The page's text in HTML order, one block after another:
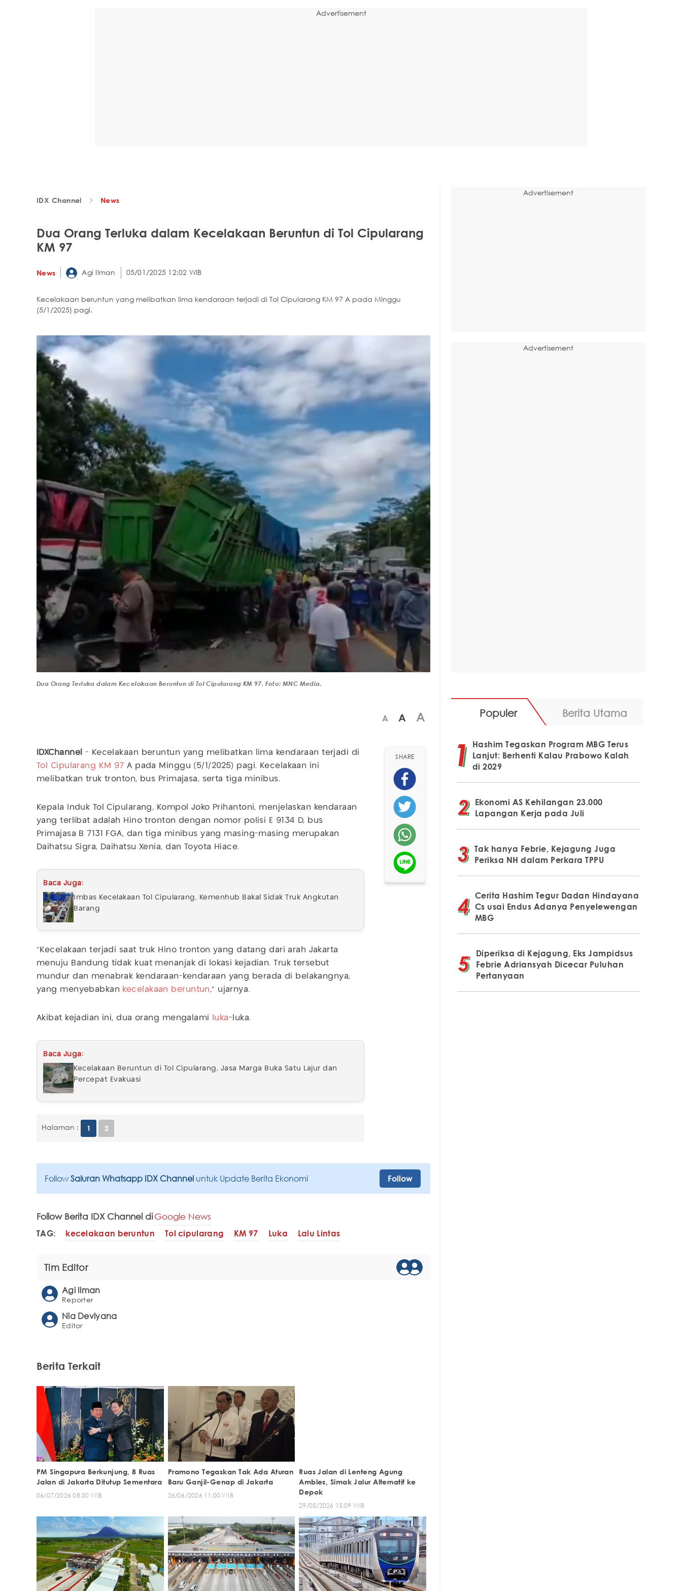
Advertisement
IDX Channel News
Dua Orang Terluka dalam Kecelakaan Beruntun di Tol Cipularang
KM 97
News Agi Ilman 05/01/2025 12:02 WIB
Kecelakaan beruntun yang melibatkan lima kendaraan terjadi di Tol Cipularang KM 97 A pada Minggu
(5/1/2025) pagi.
Dua Orang Terluka dalam Kecelakaan Beruntun di Tol Cipularang KM 97. Foto: MNC Media.
A A A
IDXChannel - Kecelakaan beruntun yang melibatkan lima kendaraan terjadi di
Tol Cipularang KM 97 A pada Minggu (5/1/2025) pagi. Kecelakaan ini
melibatkan truk tronton, bus Primajasa, serta tiga minibus.
Kepala Induk Tol Cipularang, Kompol Joko Prihantoni, menjelaskan kendaraan
yang terlibat adalah Hino tronton dengan nomor polisi E 9134 D, bus
Primajasa B 7131 FGA, dan tiga minibus yang masing-masing merupakan
Daihatsu Sigra, Daihatsu Xenia, dan Toyota Hiace.
Baca Juga:
Imbas Kecelakaan Tol Cipularang, Kemenhub Bakal Sidak Truk Angkutan
Barang
"Kecelakaan terjadi saat truk Hino tronton yang datang dari arah Jakarta
menuju Bandung tidak kuat menanjak di lokasi kejadian. Truk tersebut
mundur dan menabrak kendaraan-kendaraan yang berada di belakangnya,
yang menyebabkan kecelakaan beruntun ," ujarnya.
Akibat kejadian ini, dua orang mengalami luka-luka.
Baca Juga:
Kecelakaan Beruntun di Tol Cipularang, Jasa Marga Buka Satu Lajur dan
Percepat Evakuasi
Halaman : 1 2
SHARE
Follow Saluran Whatsapp IDX Channel untuk Update Berita Ekonomi Follow
Follow Berita IDX Channel diGoogle News
TAG: kecelakaan beruntun Tol cipularang KM 97 Luka Lalu Lintas
Tim Editor
Agi Ilman
Reporter
Nia Deviyana
Editor
Berita Terkait
PM Singapura Berkunjung, 8 Ruas
Jalan di Jakarta Ditutup Sementara
06/07/2026 08:50 WIB
Pramono Tegaskan Tak Ada Aturan
Baru Ganjil-Genap di Jakarta
26/06/2026 11:00 WIB
Ruas Jalan di Lenteng Agung
Ambles, Simak Jalur Alternatif ke
Depok
29/05/2026 15:09 WIB
Advertisement
Advertisement
Populer Berita Utama
Hashim Tegaskan Program MBG Terus
Lanjut: Berhenti Kalau Prabowo Kalah
di 2029
Ekonomi AS Kehilangan 23.000
Lapangan Kerja pada Juli
Tak hanya Febrie, Kejagung Juga
Periksa NH dalam Perkara TPPU
Cerita Hashim Tegur Dadan Hindayana
Cs usai Endus Adanya Penyelewengan
MBG
Diperiksa di Kejagung, Eks Jampidsus
Febrie Adriansyah Dicecar Puluhan
Pertanyaan